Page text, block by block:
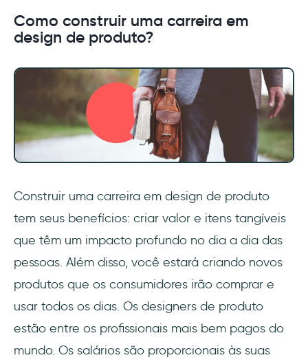
Como construir uma carreira em
design de produto?
Construir uma carreira em design de produto
tem seus benefícios: criar valor e itens tangíveis
que têm um impacto profundo no dia a dia das
pessoas. Além disso, você estará criando novos
produtos que os consumidores irão comprar e
usar todos os dias. Os designers de produto
estão entre os profissionais mais bem pagos do
mundo. Os salários são proporcionais às suas